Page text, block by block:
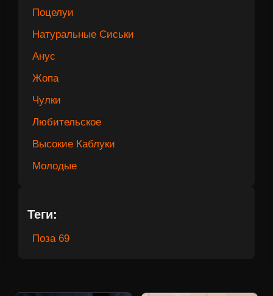
Поцелуи
Натуральные Сиськи
Анус
Жопа
Чулки
Любительское
Высокие Каблуки
Молодые
Теги:
Поза 69